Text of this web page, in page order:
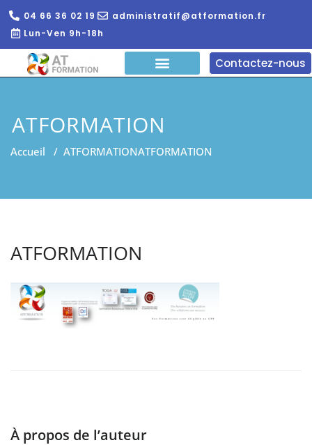
04 66 36 02 19
administratif@atformation.fr
Lun-Ven 9h-18h
Contactez-nous
ATFORMATION
Accueil / ATFORMATIONATFORMATION
ATFORMATION
À propos de l’auteur